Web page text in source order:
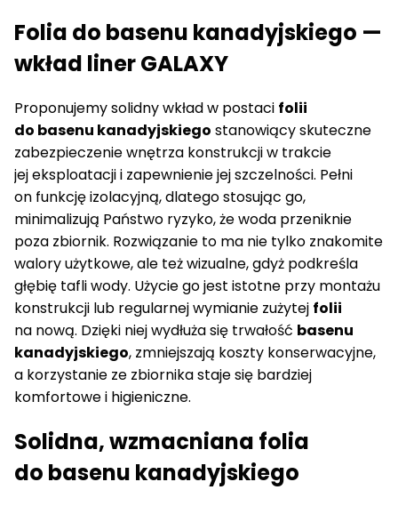
Folia do basenu kanadyjskiego —
wkład liner GALAXY
Proponujemy solidny wkład w postaci folii
do basenu kanadyjskiego stanowiący skuteczne
zabezpieczenie wnętrza konstrukcji w trakcie
jej eksploatacji i zapewnienie jej szczelności. Pełni
on funkcję izolacyjną, dlatego stosując go,
minimalizują Państwo ryzyko, że woda przeniknie
poza zbiornik. Rozwiązanie to ma nie tylko znakomite
walory użytkowe, ale też wizualne, gdyż podkreśla
głębię tafli wody. Użycie go jest istotne przy montażu
konstrukcji lub regularnej wymianie zużytej folii
na nową. Dzięki niej wydłuża się trwałość basenu
kanadyjskiego, zmniejszają koszty konserwacyjne,
a korzystanie ze zbiornika staje się bardziej
komfortowe i higieniczne.
Solidna, wzmacniana folia
do basenu kanadyjskiego